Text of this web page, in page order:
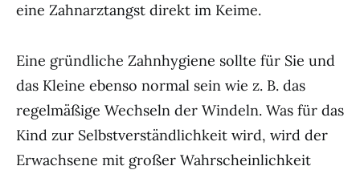
eine Zahnarztangst direkt im Keime.
Eine gründliche Zahnhygiene sollte für Sie und
das Kleine ebenso normal sein wie z. B. das
regelmäßige Wechseln der Windeln. Was für das
Kind zur Selbstverständlichkeit wird, wird der
Erwachsene mit großer Wahrscheinlichkeit